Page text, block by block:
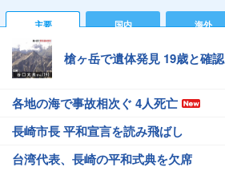
主要 国内 海外
槍ヶ岳で遺体発見 19歳と確認
各地の海で事故相次ぐ 4人死亡
長崎市長 平和宣言を読み飛ばし
台湾代表、長崎の平和式典を欠席